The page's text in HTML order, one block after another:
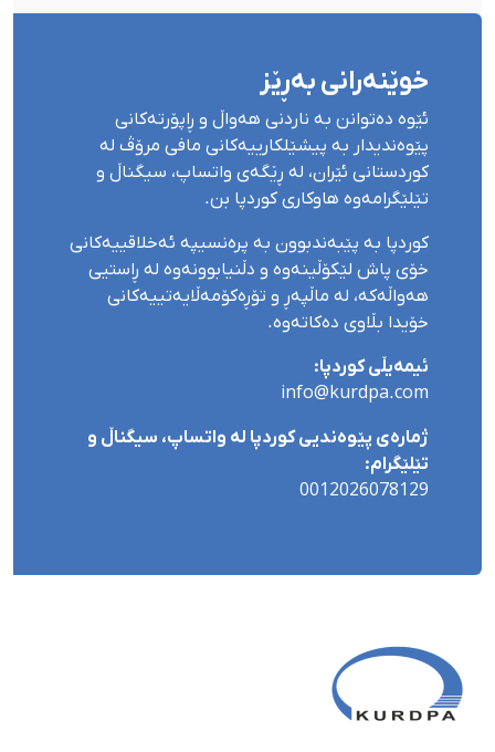
خوێنەرانی بەڕێز
ئێوە دەتوانن بە ناردنی هەواڵ و ڕاپۆرتەکانی
پێوەندیدار بە پیشێلکارییەکانی مافی مرۆڤ لە
کوردستانی ئێران، لە ڕێگەی واتساپ، سیگناڵ و
تێلێگرامەوە هاوکاری کوردپا بن.
کوردپا بە پێبەندبوون بە پرەنسیپە ئەخلاقییەکانی
خۆی پاش لێکۆڵینەوە و دڵنیابوونەوە لە ڕاستیی
هەواڵەکە، لە ماڵپەڕ و تۆڕەکۆمەڵایەتییەکانی
خۆیدا بڵاوی دەکاتەوە.
ئیمەیڵی کوردپا:
info@kurdpa.com
ژمارەی پێوەندیی کوردپا لە واتساپ، سیگناڵ و
تێلێگرام:
0012026078129